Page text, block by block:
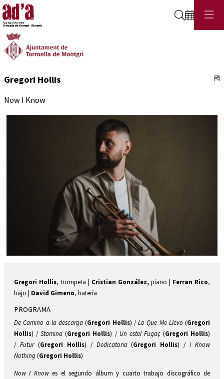
Cerca
Gregori Hollis
Now I Know
Gregori Hollis, trompeta | Cristian González, piano | Ferran Rico,
bajo | David Gimeno, batería
PROGRAMA
De Camino a la descarga (Gregori Hollis) /Lo Que Me Llevo (Gregori
Hollis) /Stamina (Gregori Hollis) / Un estel Fugaç(Gregori Hollis)
/ Futur(Gregori Hollis) / Dedicatoria(Gregori Hollis) /I Know
Nothing(Gregori Hollis)
Now I Knowes el segundo álbum y cuarto trabajo discográfico de